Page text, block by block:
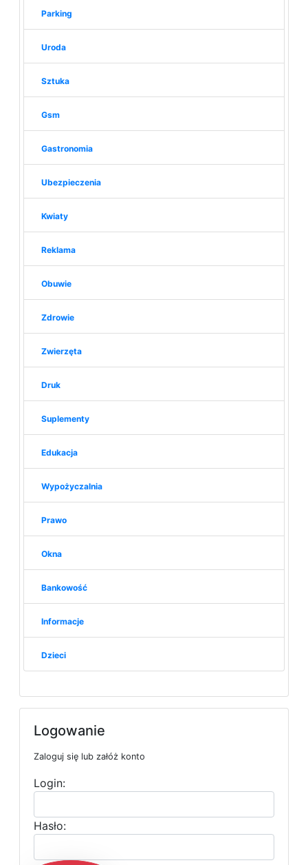
Parking
Uroda
Sztuka
Gsm
Gastronomia
Ubezpieczenia
Kwiaty
Reklama
Obuwie
Zdrowie
Zwierzęta
Druk
Suplementy
Edukacja
Wypożyczalnia
Prawo
Okna
Bankowość
Informacje
Dzieci
Logowanie
Zaloguj się lub załóż konto
Login:
Hasło: